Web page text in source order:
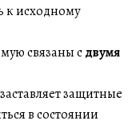
к исходному
связаны сдвумя
защитные
в состоянии